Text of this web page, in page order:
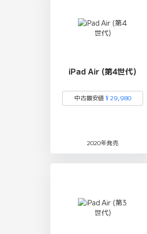
iPad Air (第4世代)
中古最安値 ¥ 29,980
2020年発売